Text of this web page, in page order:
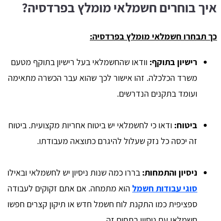
איך בוחרים חשמלאי מומלץ בפרדסיה?
כך תבחרו חשמלאי מומלץ בפרדסיה:
רישיון בתוקף: וודאו שהחשמלאי בעל רישיון בתוקף מטעם
משרד הכלכלה. זהו אישור לכך שהוא עבר הכשרה מתאימה
ועומד בתקנים הנדרשים.
ביטוח: ודאו כי לחשמלאי יש ביטוח אחריות מקצועית. ביטוח
זה יכסה כל נזק שעלול להיגרם כתוצאה מעבודתו.
ניסיון והתמחות: בררו כמה שנות ניסיון יש לחשמלאי ובאילו
סוגי עבודות חשמל הוא מתמחה. אם אתם זקוקים לעבודה
ספציפית כמו התקנת לוח חשמל חדש או תיקון קצרים חפשו